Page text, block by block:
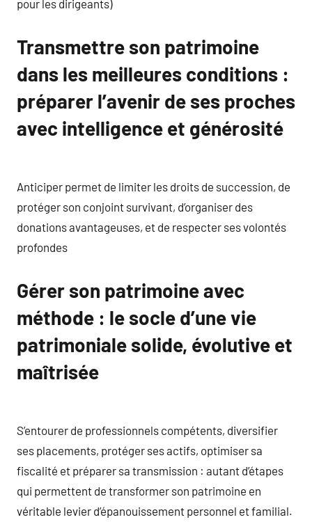
pour les dirigeants)
Transmettre son patrimoine
dans les meilleures conditions :
préparer l’avenir de ses proches
avec intelligence et générosité
Anticiper permet de limiter les droits de succession, de
protéger son conjoint survivant, d’organiser des
donations avantageuses, et de respecter ses volontés
profondes
Gérer son patrimoine avec
méthode : le socle d’une vie
patrimoniale solide, évolutive et
maîtrisée
S’entourer de professionnels compétents, diversifier
ses placements, protéger ses actifs, optimiser sa
fiscalité et préparer sa transmission : autant d’étapes
qui permettent de transformer son patrimoine en
véritable levier d’épanouissement personnel et familial.